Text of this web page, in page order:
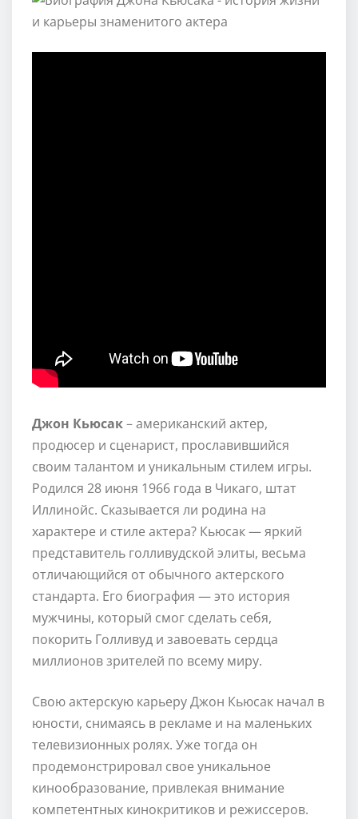
Джон Кьюсак– американский актер,
продюсер и сценарист, прославившийся
своим талантом и уникальным стилем игры.
Родился 28 июня 1966 года в Чикаго, штат
Иллинойс. Сказывается ли родина на
характере и стиле актера? Кьюсак — яркий
представитель голливудской элиты, весьма
отличающийся от обычного актерского
стандарта. Его биография — это история
мужчины, который смог сделать себя,
покорить Голливуд и завоевать сердца
миллионов зрителей по всему миру.
Свою актерскую карьеру Джон Кьюсак начал в
юности, снимаясь в рекламе и на маленьких
телевизионных ролях. Уже тогда он
продемонстрировал свое уникальное
кинообразование, привлекая внимание
компетентных кинокритиков и режиссеров.